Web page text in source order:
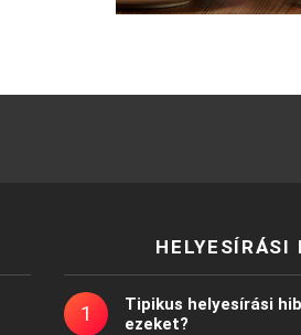
HELYESÍRÁSI
Tipikus helyesírási
ezeket?